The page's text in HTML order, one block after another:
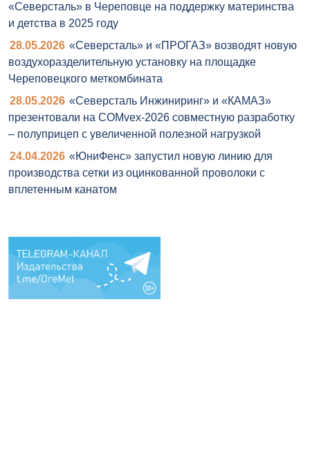
«Северсталь» в Череповце на поддержку материнства
и детства в 2025 году
28.05.2026 «Северсталь» и «ПРОГАЗ» возводят новую
воздухоразделительную установку на площадке
Череповецкого меткомбината
28.05.2026 «Северсталь Инжиниринг» и «КАМАЗ»
презентовали на COMvex-2026 совместную разработку
– полуприцеп с увеличенной полезной нагрузкой
24.04.2026 «ЮниФенс» запустил новую линию для
производства сетки из оцинкованной проволоки с
вплетенным канатом